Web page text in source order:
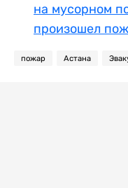
на мусорном
произошел
пожар Астана